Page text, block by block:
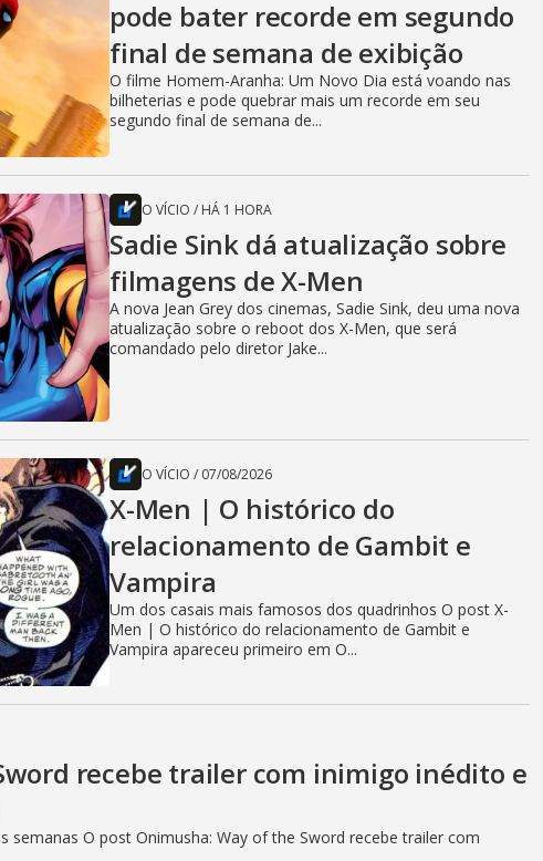
pode bater recorde em segundo
final de semana de exibição
O filme Homem-Aranha: Um Novo Dia está voando nas
bilheterias e pode quebrar mais um recorde em seu
segundo final de semana de...
O VÍCIO / HÁ 1 HORA
Sadie Sink dá atualização sobre
filmagens de X-Men
A nova Jean Grey dos cinemas, Sadie Sink, deu uma nova
atualização sobre o reboot dos X-Men, que será
comandado pelo diretor Jake...
O VÍCIO / 07/08/2026
X-Men | O histórico do
relacionamento de Gambit e
Vampira
Um dos casais mais famosos dos quadrinhos O post X-
Men | O histórico do relacionamento de Gambit e
Vampira apareceu primeiro em O...
recebe trailer com inimigo inédito e
semanas O post Onimusha: Way of the Sword recebe trailer com